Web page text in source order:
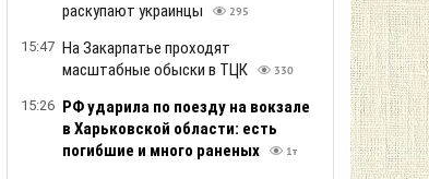
раскупают украинцы
295
15:47 На Закарпатье проходят
масштабные обыски в ТЦК
330
15:26 РФ ударила по поезду на вокзале
в Харьковской области: есть
погибшие и много раненых
1т